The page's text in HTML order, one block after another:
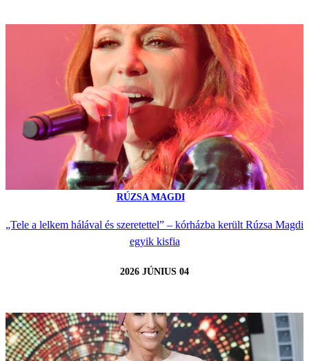
RÚZSA MAGDI
„Tele a lelkem hálával és szeretettel” – kórházba került Rúzsa Magdi
egyik kisfia
2026 JÚNIUS 04